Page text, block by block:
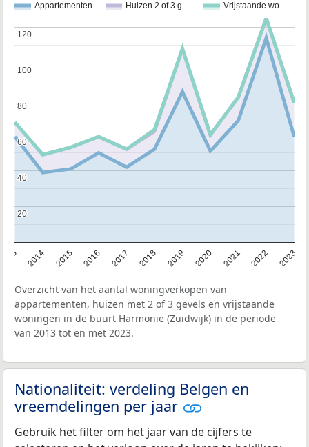
Appartementen Huizen 2 of 3 g… Vrijstaande wo…
2014 2015 2016 2017 2018 2019 2020 2021 2022 2023
20
20
40
40
60
60
80
80
100
100
120
120
Overzicht van het aantal woningverkopen van
appartementen, huizen met 2 of 3 gevels en vrijstaande
woningen in de buurt Harmonie (Zuidwijk) in de periode
van 2013 tot en met 2023.
Nationaliteit: verdeling Belgen en
vreemdelingen per jaar
Gebruik het filter om het jaar van de cijfers te